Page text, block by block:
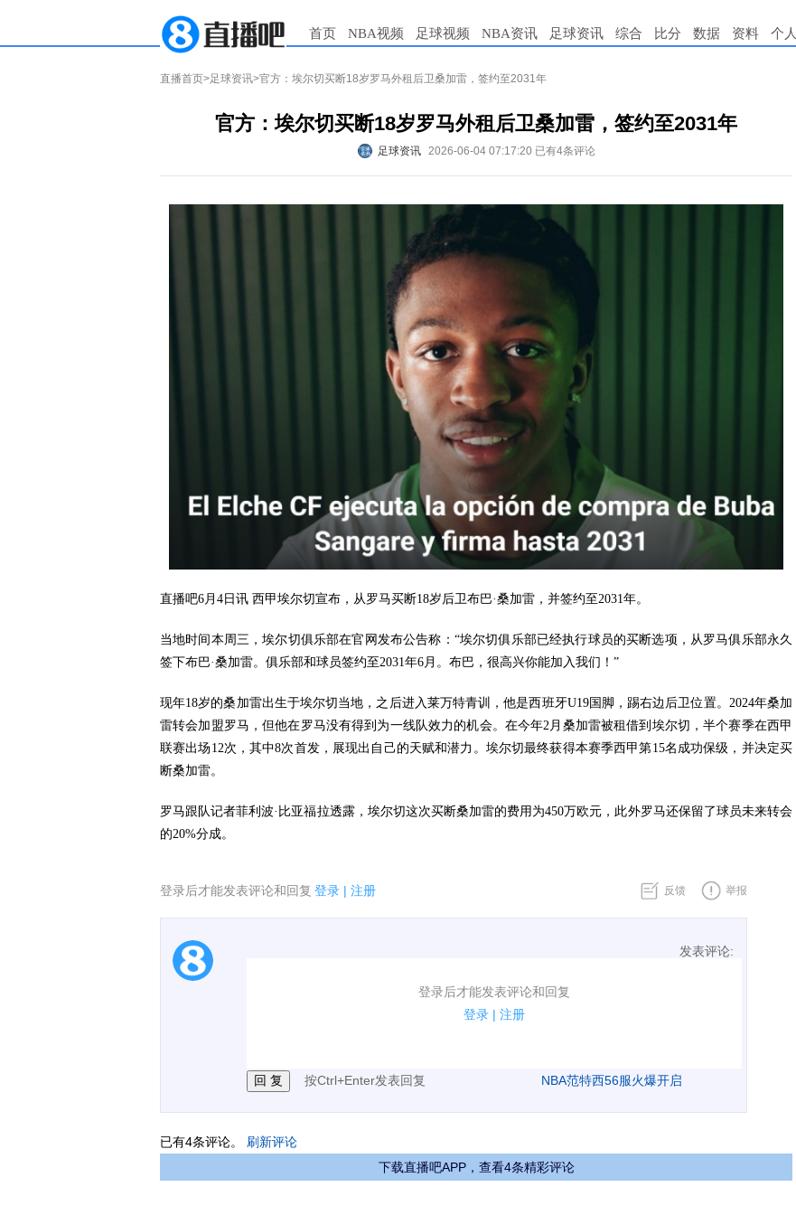
首页 NBA视频 足球视频 NBA资讯 足球资讯 综合 比分 数据 资料 个人
直播首页>足球资讯>官方：埃尔切买断18岁罗马外租后卫桑加雷，签约至2031年
官方：埃尔切买断18岁罗马外租后卫桑加雷，签约至2031年
足球资讯 2026-06-04 07:17:20 已有4条评论
直播吧6月4日讯 西甲埃尔切宣布，从罗马买断18岁后卫布巴·桑加雷，并签约至2031年。
当地时间本周三，埃尔切俱乐部在官网发布公告称：“埃尔切俱乐部已经执行球员的买断选项，从罗马俱乐部永久
签下布巴·桑加雷。俱乐部和球员签约至2031年6月。布巴，很高兴你能加入我们！”
现年18岁的桑加雷出生于埃尔切当地，之后进入莱万特青训，他是西班牙U19国脚，踢右边后卫位置。2024年桑加
雷转会加盟罗马，但他在罗马没有得到为一线队效力的机会。在今年2月桑加雷被租借到埃尔切，半个赛季在西甲
联赛出场12次，其中8次首发，展现出自己的天赋和潜力。埃尔切最终获得本赛季西甲第15名成功保级，并决定买
断桑加雷。
罗马跟队记者菲利波·比亚福拉透露，埃尔切这次买断桑加雷的费用为450万欧元，此外罗马还保留了球员未来转会
的20%分成。
登录后才能发表评论和回复 登录 | 注册 反馈 举报
发表评论:
登录后才能发表评论和回复
登录 | 注册
1.电脑端新用户可以发表评论了！
按Ctrl+Enter发表回复 NBA范特西56服火爆开启
已有4条评论。 刷新评论
下载直播吧APP，查看4条精彩评论